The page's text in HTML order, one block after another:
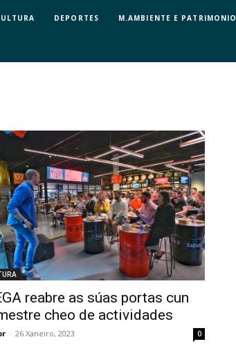
DEPORTES M.AMBIENTE E PATRIMONIO
reabre as súas portas cun
cheo de actividades
- 26 Xaneiro, 2023 0